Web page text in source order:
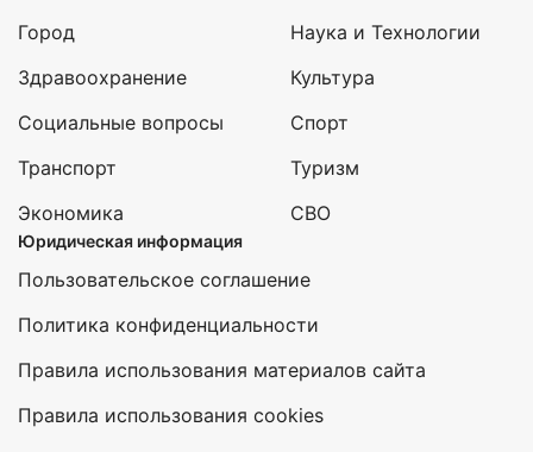
Город
Здравоохранение
Социальные вопросы
Транспорт
Экономика
Наука и Технологии
Культура
Спорт
Туризм
СВО
Юридическая информация
Пользовательское соглашение
Политика конфиденциальности
Правила использования материалов сайта
Правила использования cookies